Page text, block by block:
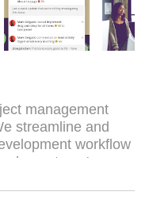
management
streamline and
workflow
your team's